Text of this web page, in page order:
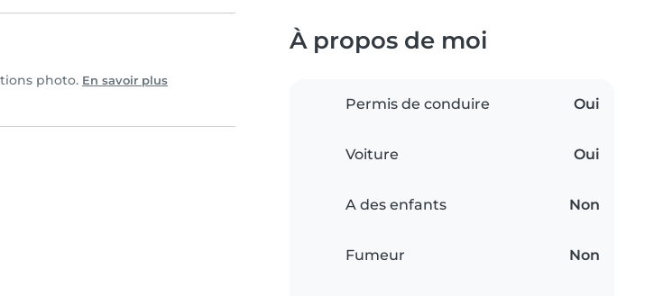
photo. En savoir plus
À propos de moi
Permis de conduire Oui
Voiture Oui
A des enfants Non
Fumeur Non